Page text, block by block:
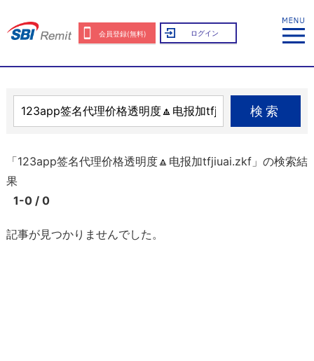
会員登録(無料) ログイン
検索
「123app签名代理价格透明度🔼电报加tfjiuai.zkf」の検索結
果
1-0 / 0
記事が見つかりませんでした。